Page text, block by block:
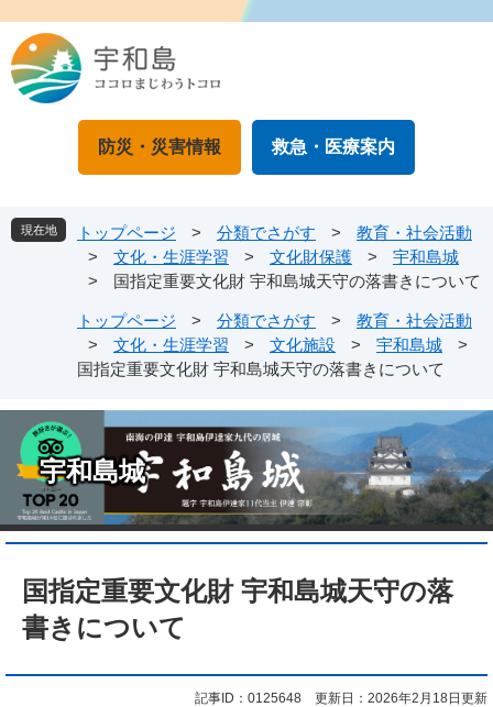
ジ
の
ュ
ー
本
文
防災・災害情報 救急・医療案内
現在地 トップページ > 分類でさがす >
教育・社会活動
>
文化・生涯学習 > 文化財保護 >
宇和島城
>
国指定重要文化財 宇和島城天守の落書きについて
トップページ > 分類でさがす >
教育・社会活動
>
文化・生涯学習 > 文化施設 > 宇和島城
>
国指定重要文化財 宇和島城天守の落書きについて
宇和島城
国指定重要文化財 宇和島城天守の落
書きについて
記事ID：0125648 更新日：2026年2月18日更新